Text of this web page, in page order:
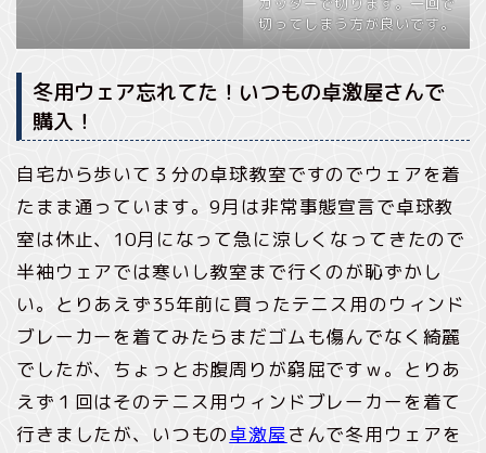
切ってしまう方が良いです。
冬用ウェア忘れてた！いつもの卓激屋さんで
購入！
自宅から歩いて３分の卓球教室ですのでウェアを着
たまま通っています。9月は非常事態宣言で卓球教
室は休止、10月になって急に涼しくなってきたので
半袖ウェアでは寒いし教室まで行くのが恥ずかし
い。とりあえず35年前に買ったテニス用のウィンド
ブレーカーを着てみたらまだゴムも傷んでなく綺麗
でしたが、ちょっとお腹周りが窮屈ですｗ。とりあ
えず１回はそのテニス用ウィンドブレーカーを着て
行きましたが、いつもの卓激屋 さんで冬用ウェアを